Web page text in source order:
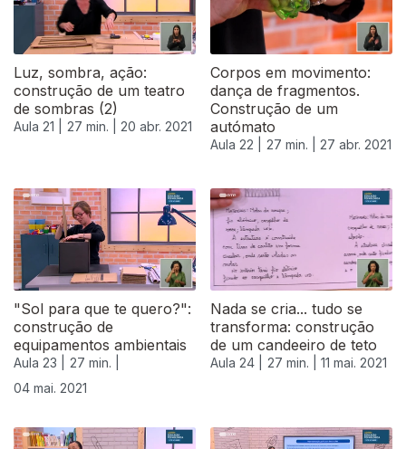
Luz, sombra, ação:
construção de um teatro
de sombras (2)
Aula 21 | 27 min. | 20 abr. 2021
Corpos em movimento:
dança de fragmentos.
Construção de um
autómato
Aula 22 | 27 min. | 27 abr. 2021
"Sol para que te quero?":
construção de
equipamentos ambientais
Aula 23 |
27 min. |
04 mai. 2021
Nada se cria... tudo se
transforma: construção
de um candeeiro de teto
Aula 24 | 27 min. | 11 mai. 2021